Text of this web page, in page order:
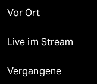
Vor Ort
Live im Stream
Vergangene